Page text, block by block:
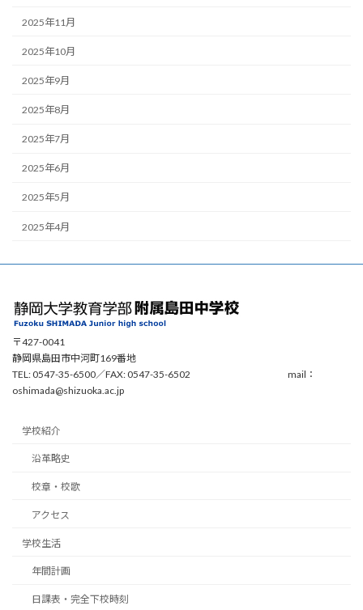
2025年11月
2025年10月
2025年9月
2025年8月
2025年7月
2025年6月
2025年5月
2025年4月
〒427-0041
静岡県島田市中河町169番地
TEL: 0547-35-6500／FAX: 0547-35-6502 mail：
oshimada@shizuoka.ac.jp
学校紹介
沿革略史
校章・校歌
アクセス
学校生活
年間計画
日課表・完全下校時刻